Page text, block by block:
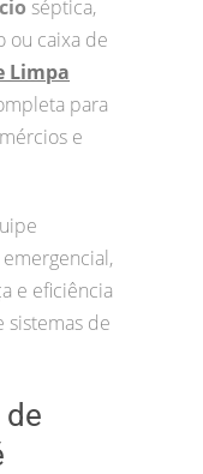
séptica,
ou caixa de
Limpa
para
e
e eficiência
sistemas de
de